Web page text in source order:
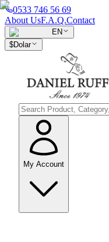
0533 746 56 69
About UsF.A.Q.Contact
EN
$Dolar
My Account